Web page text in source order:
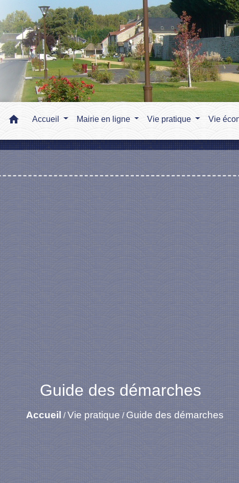
home Accueil Mairie en ligne Vie pratique Vie
Guide des démarches
Accueil /Vie pratique / Guide des démarches